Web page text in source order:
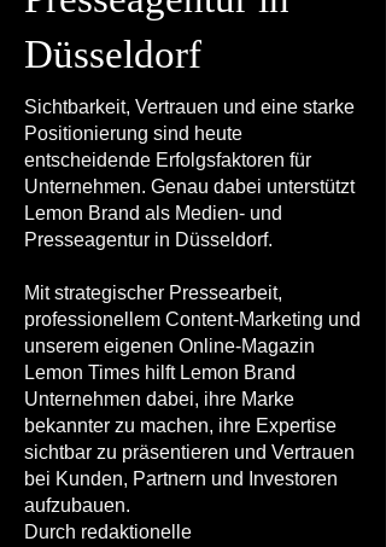
Düsseldorf
Sichtbarkeit, Vertrauen und eine starke
Positionierung sind heute
entscheidende Erfolgsfaktoren für
Unternehmen. Genau dabei unterstützt
Lemon Brand als Medien- und
Presseagentur in Düsseldorf.
Mit strategischer Pressearbeit,
professionellem Content-Marketing und
unserem eigenen Online-Magazin
Lemon Times hilft Lemon Brand
Unternehmen dabei, ihre Marke
bekannter zu machen, ihre Expertise
sichtbar zu präsentieren und Vertrauen
bei Kunden, Partnern und Investoren
aufzubauen.
Durch redaktionelle